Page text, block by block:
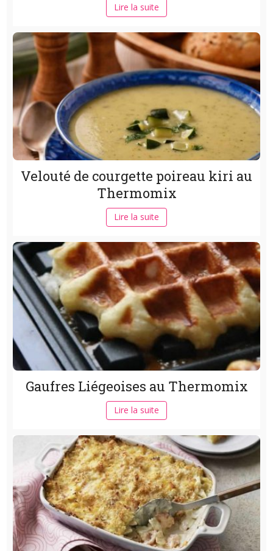
Lire la suite
Velouté de courgette poireau kiri au
Thermomix
Lire la suite
Gaufres Liégeoises au Thermomix
Lire la suite